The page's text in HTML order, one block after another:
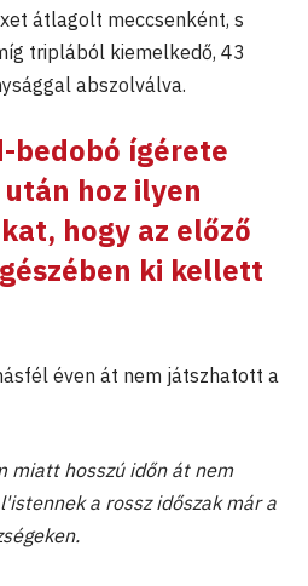
átlagolt meccsenként, s
triplából kiemelkedő, 43
abszolválva.
bedobó ígérete
hoz ilyen
hogy az előző
ki kellett
éven át nem játszhatott a
miatt hosszú időn át nem
a rossz időszak már a